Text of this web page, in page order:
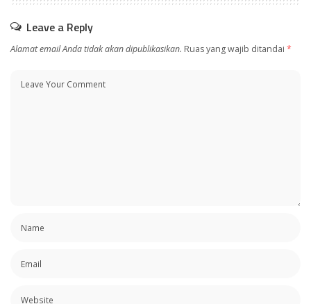
Leave a Reply
Alamat email Anda tidak akan dipublikasikan. Ruas yang wajib ditandai *